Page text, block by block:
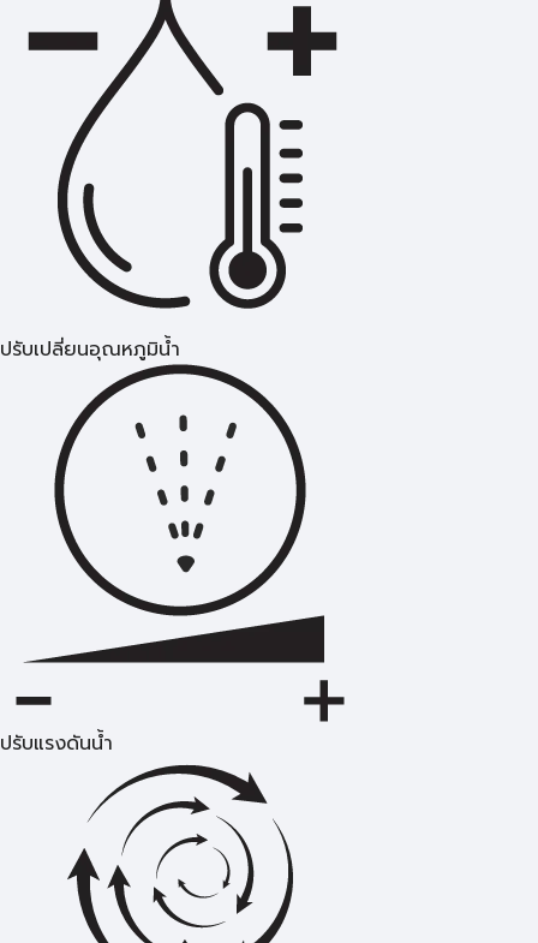
ปรับเปลี่ยนอุณหภูมิน้ำ
ปรับแรงดันน้ำ